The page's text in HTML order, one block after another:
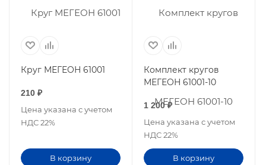
Круг МЕГЕОН 61001
210 ₽
Цена указана с учетом
НДС 22%
В корзину
Комплект кругов
МЕГЕОН 61001-10
1 200₽
Цена указана с учетом
НДС 22%
В корзину